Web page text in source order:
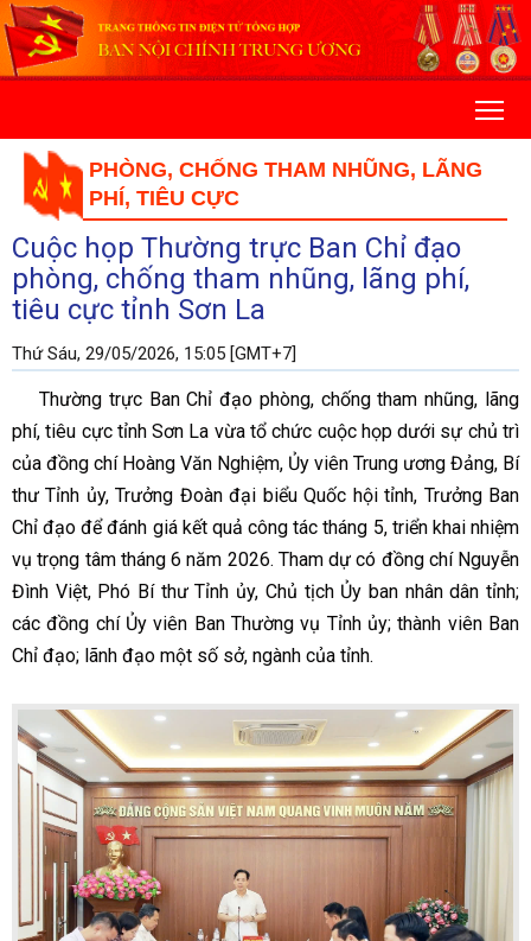
PHÒNG, CHỐNG THAM NHŨNG, LÃNG
PHÍ, TIÊU CỰC
Cuộc họp Thường trực Ban Chỉ đạo
phòng, chống tham nhũng, lãng phí,
tiêu cực tỉnh Sơn La
Thứ Sáu, 29/05/2026, 15:05 [GMT+7]
Thường trực Ban Chỉ đạo phòng, chống tham nhũng, lãng
phí, tiêu cực tỉnh Sơn La vừa tổ chức cuộc họp dưới sự chủ trì
của đồng chí Hoàng Văn Nghiệm, Ủy viên Trung ương Đảng, Bí
thư Tỉnh ủy, Trưởng Đoàn đại biểu Quốc hội tỉnh, Trưởng Ban
Chỉ đạo để đánh giá kết quả công tác tháng 5, triển khai nhiệm
vụ trọng tâm tháng 6 năm 2026. Tham dự có đồng chí Nguyễn
Đình Việt, Phó Bí thư Tỉnh ủy, Chủ tịch Ủy ban nhân dân tỉnh;
các đồng chí Ủy viên Ban Thường vụ Tỉnh ủy; thành viên Ban
Chỉ đạo; lãnh đạo một số sở, ngành của tỉnh.